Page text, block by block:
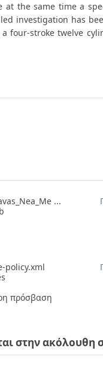
at the same time a
investigation has
four-stroke twelve
...
policy.xml
πρόσβαση
στην ακόλουθη